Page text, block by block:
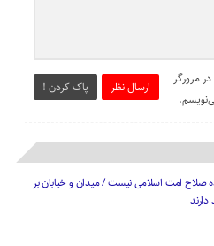
ارسال نظر پاک کردن !
مرورگر
صلاح امت اسلامی نیست / میدان و خیابان بر